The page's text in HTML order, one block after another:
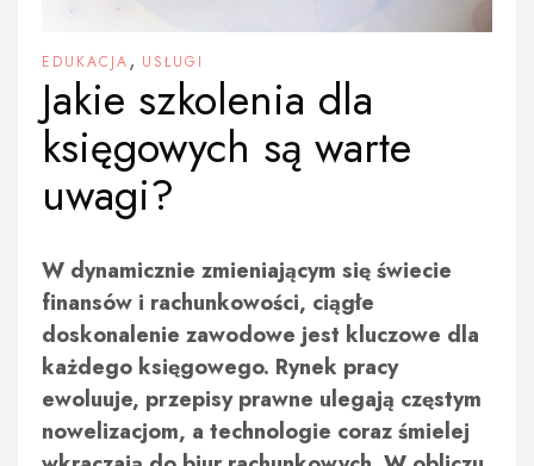
EDUKACJA, USŁUGI
Jakie szkolenia dla
księgowych są warte
uwagi?
W dynamicznie zmieniającym się świecie
finansów i rachunkowości, ciągłe
doskonalenie zawodowe jest kluczowe dla
każdego księgowego. Rynek pracy
ewoluuje, przepisy prawne ulegają częstym
nowelizacjom, a technologie coraz śmielej